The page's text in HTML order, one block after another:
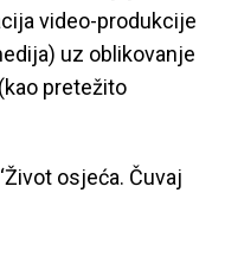
video-produkcije
uz oblikovanje
pretežito
osjeća. Čuvaj